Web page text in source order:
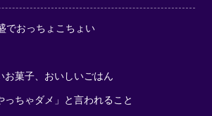
でおっちょこちょい
お菓子、おいしいごはん
っちゃダメ」と言われること